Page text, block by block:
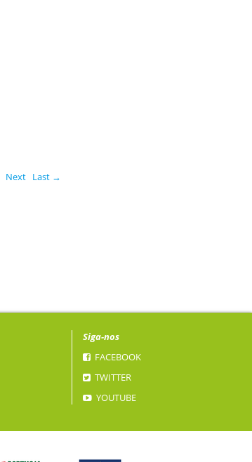
Next Last →
Siga-nos
FACEBOOK
TWITTER
YOUTUBE